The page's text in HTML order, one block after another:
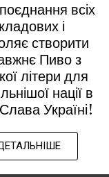
всіх
і
створити
Пиво з
літери для
нації в
Слава Україні!